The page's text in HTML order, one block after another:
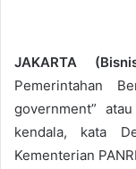
JAKARTA
Pemerintahan
government”
kendala, kata
Kementerian